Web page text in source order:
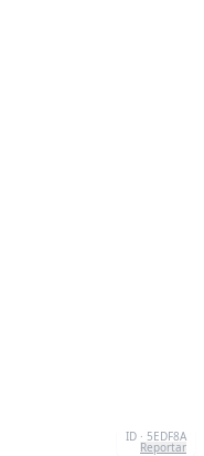
ID · 5EDF8A
Reportar